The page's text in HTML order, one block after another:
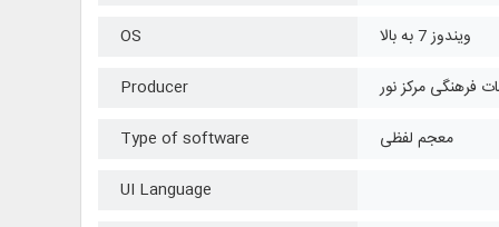
OS
ویندوز 7 به بالا
Producer
فرهنگی مرکز نور
Type of software
معجم لفظی
UI Language